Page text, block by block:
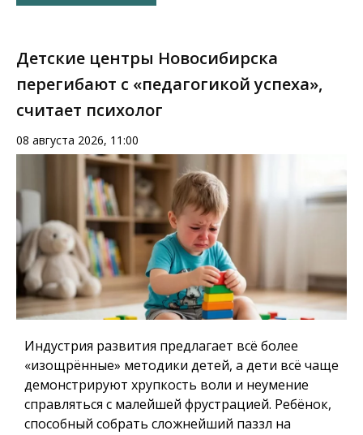
Детские центры Новосибирска
перегибают с «педагогикой успеха»,
считает психолог
08 августа 2026, 11:00
Индустрия развития предлагает всё более
«изощрённые» методики детей, а дети всё чаще
демонстрируют хрупкость воли и неумение
справляться с малейшей фрустрацией. Ребёнок,
способный собрать сложнейший паззл на